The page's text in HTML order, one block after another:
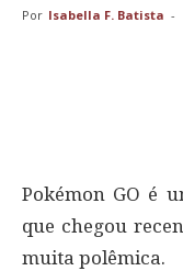
Por Isabella F. Batista -
Pokémon GO é
que chegou
muita polêmica.